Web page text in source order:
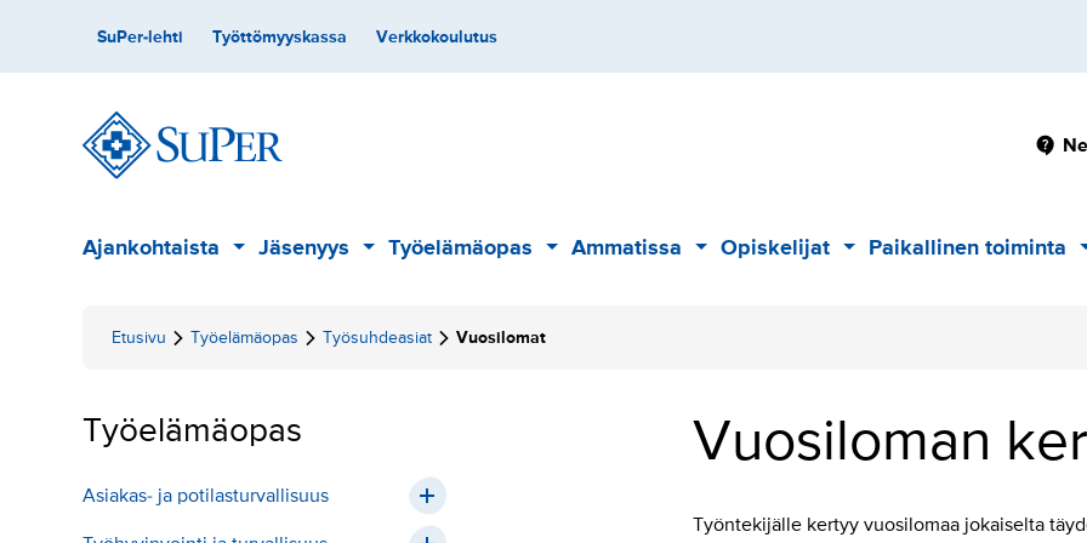
Toissijainen
SuPer-lehti Työttömyyskassa Verkkokoulutus
Päävalikko
Ajankohtaista Alavalikko
Jäsenyys Alavalikko
Työelämäopas Alavalikko
Ammatissa Alavalikko
Opiskelijat Alavalikko
Paikallinen toiminta
Etusivu Työelämäopas Työsuhdeasiat Vuosilomat
Työelämäopas
Asiakas- ja potilasturvallisuus
Vuosiloman
Työntekijälle kertyy vuosilomaa jokaiselta